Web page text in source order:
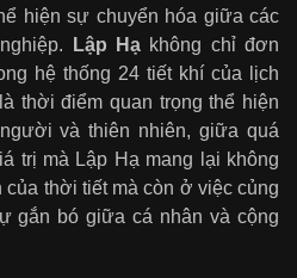
hiện sự chuyển hóa giữa các
Lập Hạkhông chỉ đơn
hệ thống 24 tiết khí của lịch
thời điểm quan trọng thể hiện
và thiên nhiên, giữa quá
trị mà Lập Hạ mang lại không
thời tiết mà còn ở việc củng
gắn bó giữa cá nhân và cộng